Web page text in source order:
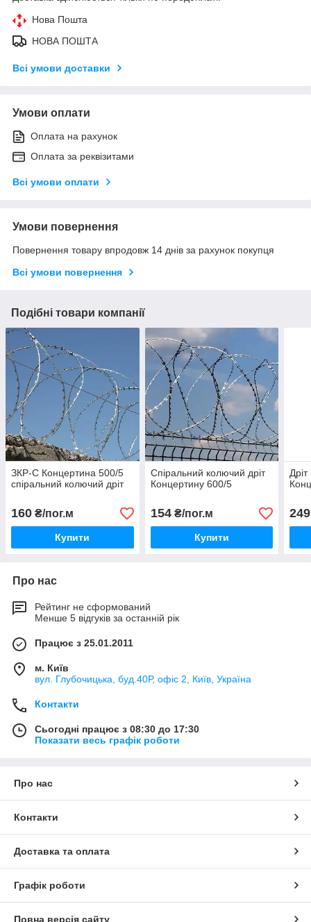
Нова Пошта
НОВА ПОШТА
Всі умови доставки
Умови оплати
Оплата на рахунок
Оплата за реквізитами
Всі умови оплати
Умови повернення
Повернення товару впродовж 14 днів за рахунок покупця
Всі умови повернення
Подібні товари компанії
ЗКР-С Концертина 500/5
спіральний колючий дріт
160 ₴/пог.м
Купити
Спіральний колючий дріт
Концертину 600/5
154₴/пог.м
Купити
249
Про нас
Рейтинг не сформований
Менше 5 відгуків за останній рік
Працює з 25.01.2011
м. Київ
вул. Глубочицька, буд.40Р, офіс 2, Київ, Україна
Контакти
Сьогодні працює з 08:30 до 17:30
Показати весь графік роботи
Про нас
Контакти
Доставка та оплата
Графік роботи
Повна версія сайту